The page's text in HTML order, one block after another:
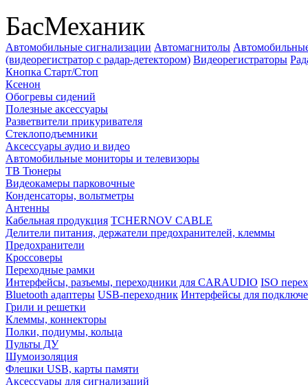
БасМеханик
Автомобильные сигнализации Автомагнитолы
(видеорегистратор с радар-детектором) Видеорегистраторы
Кнопка Старт/Стоп
Ксенон
Обогревы сидений
Полезные аксессуары
Разветвители прикуривателя
Стеклоподъемники
Аксессуары аудио и видео
Автомобильные мониторы и телевизоры
ТВ Тюнеры
Видеокамеры парковочные
Конденсаторы, вольтметры
Антенны
Кабельная продукция TCHERNOV CABLE
Делители питания, держатели предохранителей, клеммы
Предохранители
Кроссоверы
Переходные рамки
Интерфейсы, разъемы, переходники для CARAUDIO ISO
Bluetooth адаптеры USB-переходник Интерфейсы для
Грили и решетки
Клеммы, коннекторы
Полки, подиумы, кольца
Пульты ДУ
Шумоизоляция
Флешки USB, карты памяти
Аксессуары для сигнализаций